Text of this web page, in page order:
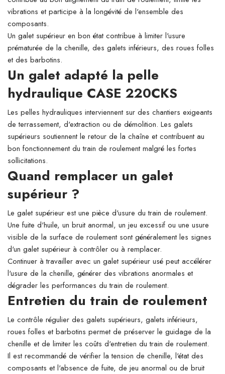
vibrations et participe à la longévité de l'ensemble des
composants.
Un galet supérieur en bon état contribue à limiter l'usure
prématurée de la chenille, des galets inférieurs, des roues folles
et des barbotins.
Un galet adapté la pelle
hydraulique CASE 220CKS
Les pelles hydrauliques interviennent sur des chantiers exigeants
de terrassement, d'extraction ou de démolition. Les galets
supérieurs soutiennent le retour de la chaîne et contribuent au
bon fonctionnement du train de roulement malgré les fortes
sollicitations.
Quand remplacer un galet
supérieur ?
Le galet supérieur est une pièce d'usure du train de roulement.
Une fuite d'huile, un bruit anormal, un jeu excessif ou une usure
visible de la surface de roulement sont généralement les signes
d'un galet supérieur à contrôler ou à remplacer.
Continuer à travailler avec un galet supérieur usé peut accélérer
l'usure de la chenille, générer des vibrations anormales et
dégrader les performances du train de roulement.
Entretien du train de roulement
Le contrôle régulier des galets supérieurs, galets inférieurs,
roues folles et barbotins permet de préserver le guidage de la
chenille et de limiter les coûts d'entretien du train de roulement.
Il est recommandé de vérifier la tension de chenille, l'état des
composants et l'absence de fuite, de jeu anormal ou de bruit